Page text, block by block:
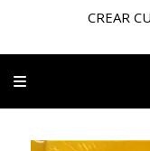
CREAR